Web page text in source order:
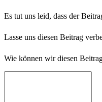
Es tut uns leid, dass der
Lasse uns diesen Beitrag
Wie können wir diesen